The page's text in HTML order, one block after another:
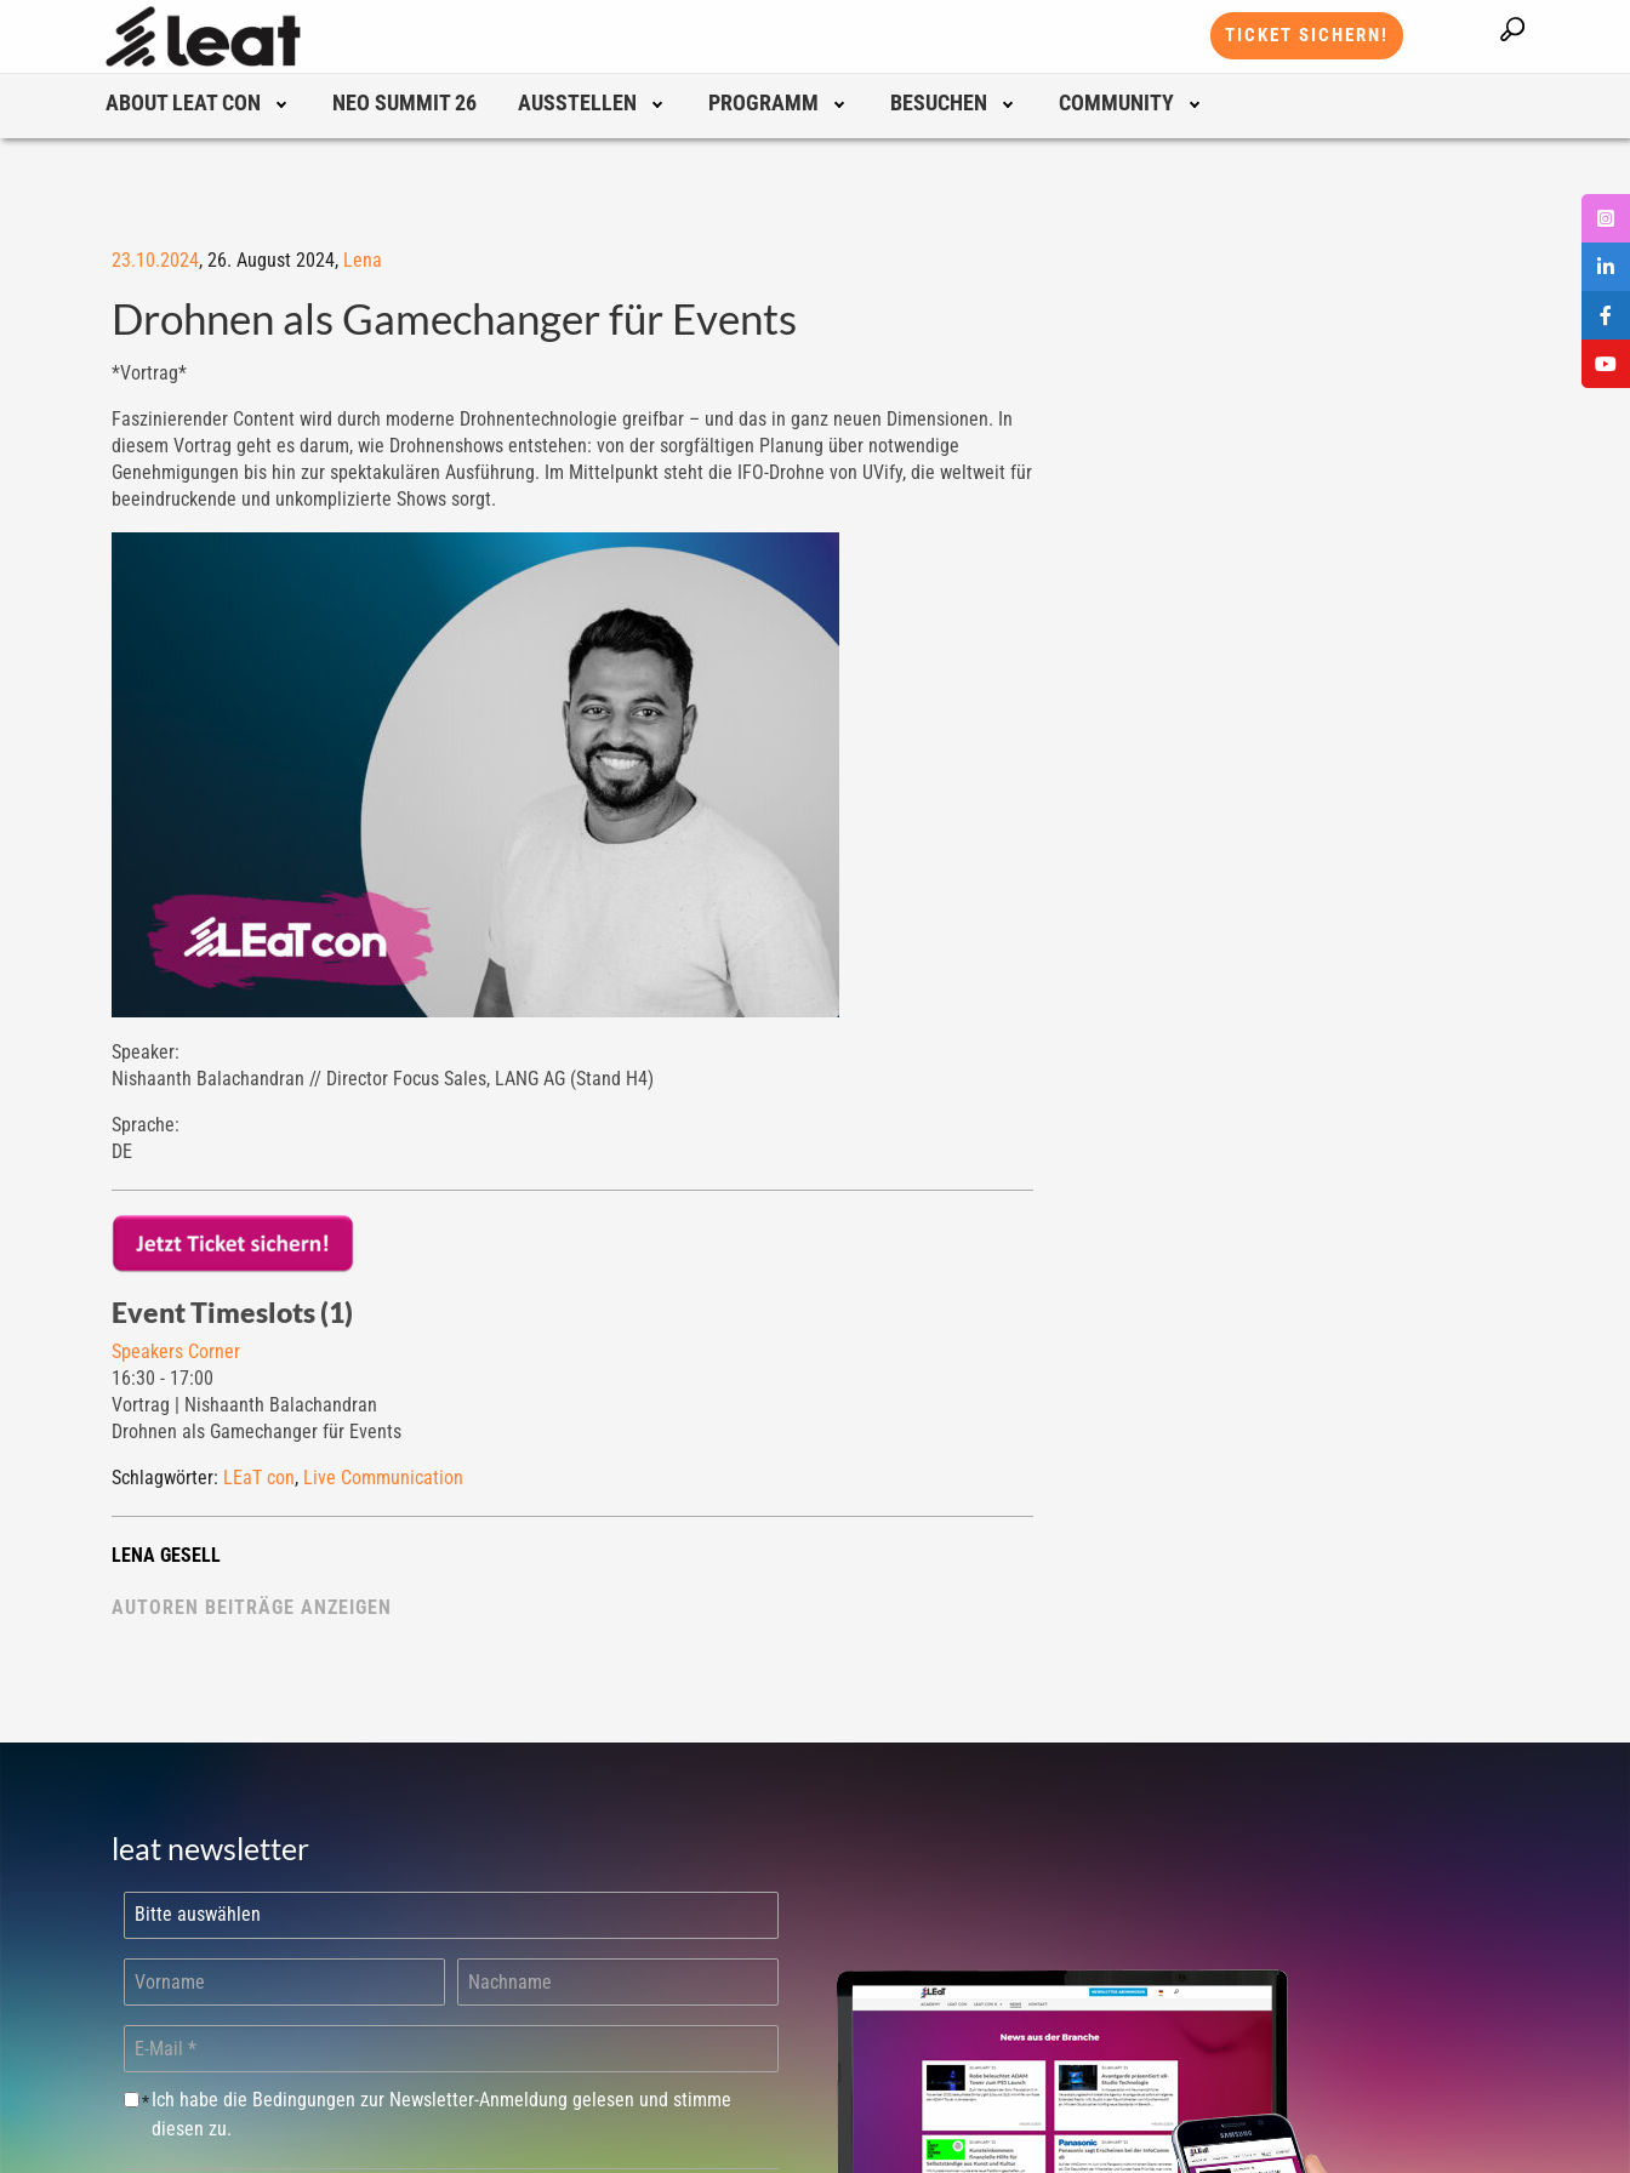
TICKET SICHERN!
ABOUT LEAT CON NEO SUMMIT 26 AUSSTELLEN PROGRAMM BESUCHEN COMMUNITY
23.10.2024, 26. August 2024, Lena
Drohnen als Gamechanger für Events
*Vortrag*
Faszinierender Content wird durch moderne Drohnentechnologie greifbar – und das in ganz neuen Dimensionen. In
diesem Vortrag geht es darum, wie Drohnenshows entstehen: von der sorgfältigen Planung über notwendige
Genehmigungen bis hin zur spektakulären Ausführung. Im Mittelpunkt steht die IFO-Drohne von UVify, die weltweit für
beeindruckende und unkomplizierte Shows sorgt.
Speaker:
Nishaanth Balachandran // Director Focus Sales, LANG AG (Stand H4)
Sprache:
DE
Event Timeslots (1)
Speakers Corner
16:30 - 17:00
Vortrag | Nishaanth Balachandran
Drohnen als Gamechanger für Events
Schlagwörter: LEaT con, Live Communication
LENA GESELL
AUTOREN BEITRÄGE ANZEIGEN
leat newsletter
*Ich habe die Bedingungen zur Newsletter-Anmeldung gelesen und stimme
diesen zu.